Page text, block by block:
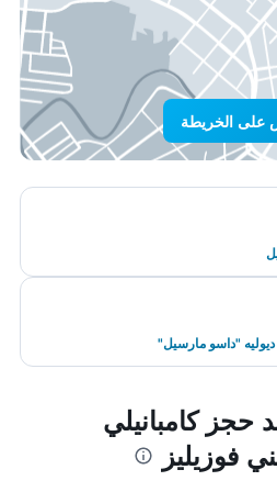
على الخريطة
"داسو مارسيل"
حجز كامبانيلي
فوزيليز